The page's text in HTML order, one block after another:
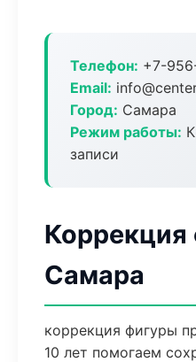
Телефон: +7-
Email:
Город: Самара
Режим работы:
записи
Коррекция
Самара
коррекция фигуры
10 лет помогаем